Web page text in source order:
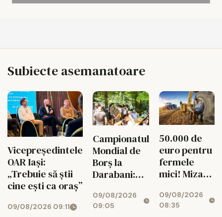
Subiecte asemanatoare
Vicepreședintele
OAR Iași:
„Trebuie să știi
cine ești ca oraș”
09/08/2026 09:11
Campionatul
Mondial de
Borș la
Darabani:
trei țări
09/08/2026
09:05
50.000 de
euro pentru
fermele
mici! Miza
pentru
agricultura
09/08/2026
08:35